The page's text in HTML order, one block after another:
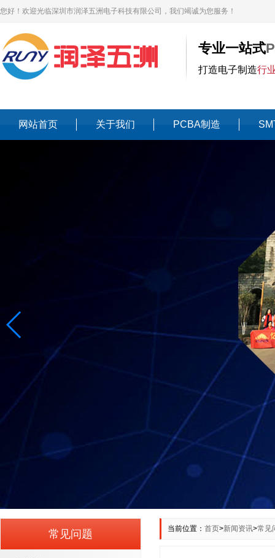
您好！欢迎光临深圳市润泽五洲电子科技有限公司，我们竭诚为您服务！
专业一站式
打造电子制造行
网站首页 关于我们 PCBA制造
当前位置： 首页>新闻资讯>常见
常见问题